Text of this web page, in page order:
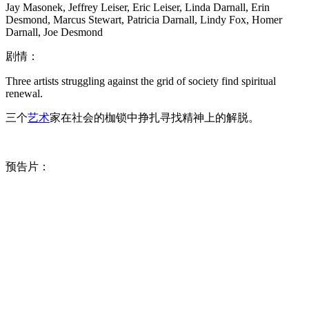
Jay Masonek, Jeffrey Leiser, Eric Leiser, Linda Darnall, Erin
Desmond, Marcus Stewart, Patricia Darnall, Lindy Fox, Homer
Darnall, Joe Desmond
剧情：
Three artists struggling against the grid of society find spiritual
renewal.
三个艺术家在社会的枷锁中挣扎寻找精神上的解脱。
预告片：